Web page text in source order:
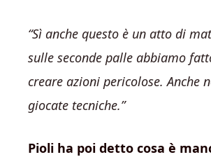
“Sì anche questo è un atto di
sulle seconde palle abbiamo
creare azioni pericolose.
giocate tecniche.”
Pioli ha poi detto cosa è